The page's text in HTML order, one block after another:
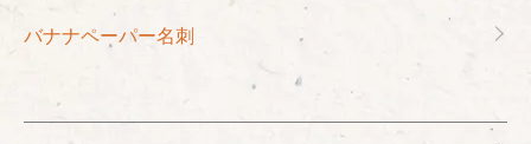
バナナペーパー名刺